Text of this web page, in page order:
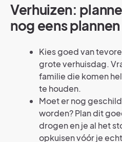
Verhuizen:
nog eens plannen
Kies goed van
grote verhuisdag.
familie die komen
te houden.
Moet er nog
worden? Plan dit
drogen en je al het
opkuisen vóór je